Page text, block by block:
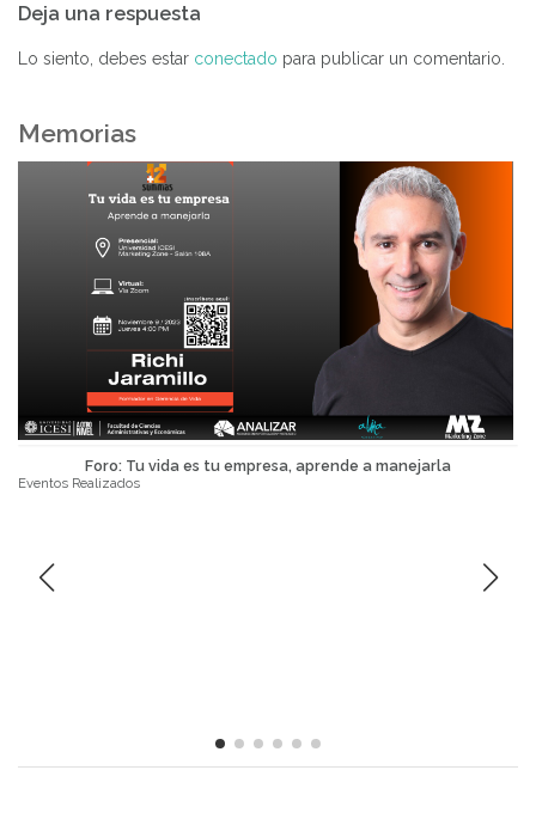
de
entradas
Deja una respuesta
Lo siento, debes estar conectado para publicar un comentario.
Memorias
Foro: Tu vida es tu empresa, aprende a manejarla
Eventos Realizados